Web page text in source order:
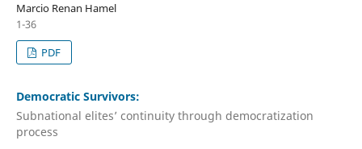
Marcio Renan Hamel
1-36
PDF
Democratic Survivors:
Subnational elites’ continuity through democratization
process